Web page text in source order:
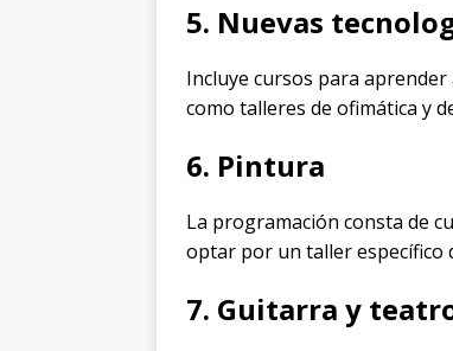
5. Nuevas
Incluye cursos para
como talleres de ofimática y
6. Pintura
La programación consta de
optar por un taller específico
7. Guitarra y